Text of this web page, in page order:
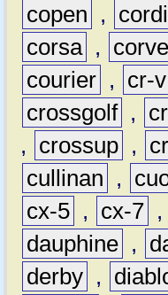
copen
,
corsa ,
courier , cr-v
crossgolf ,
,
crossup ,
cullinan
,
cx-5 , cx-7 ,
dauphine ,
derby ,